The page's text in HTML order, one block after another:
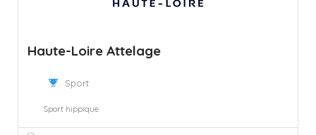
Haute-Loire Attelage
Sport
Sport hippique